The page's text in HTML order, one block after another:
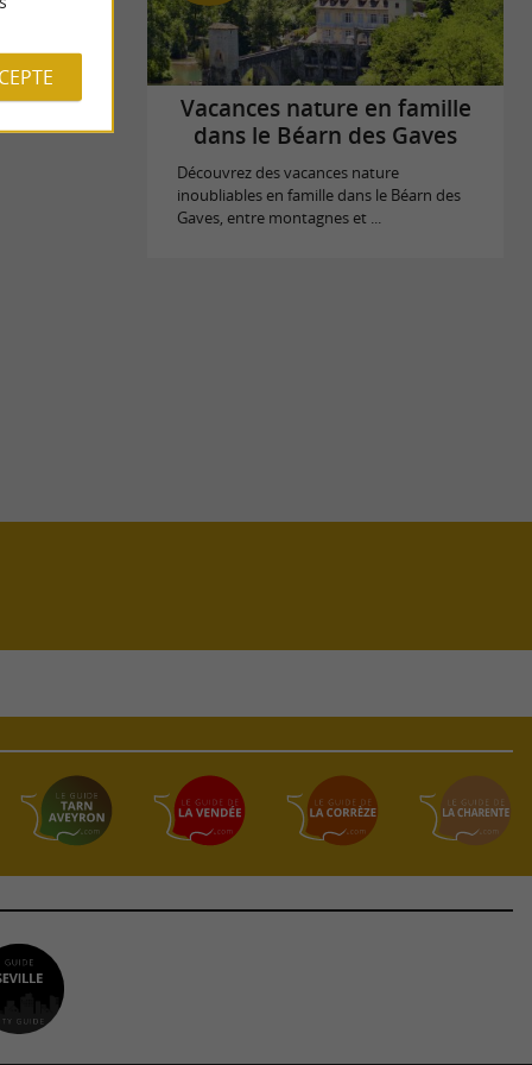
Vacances nature en famille
dans le Béarn des Gaves
Découvrez des vacances nature
inoubliables en famille dans le Béarn des
Gaves, entre montagnes et ...